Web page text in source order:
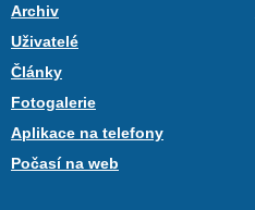
Archiv
Uživatelé
Články
Fotogalerie
Aplikace na telefony
Počasí na web